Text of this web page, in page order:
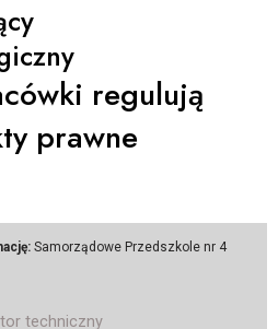
regulują
prawne
Samorządowe Przedszkole nr 4
techniczny